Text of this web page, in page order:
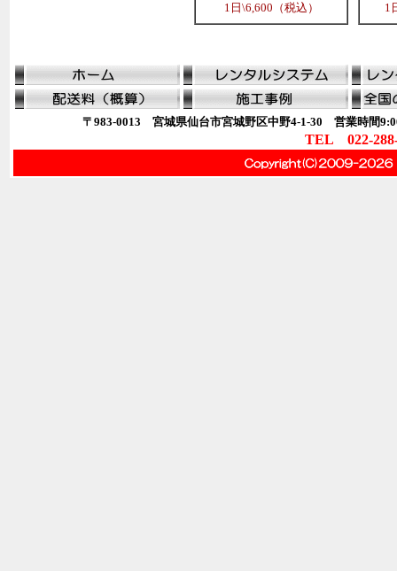
1日\6,600（税込）
1
〒983-0013 宮城県仙台市宮城野区中野4-1-30 営業時間
TEL 022-